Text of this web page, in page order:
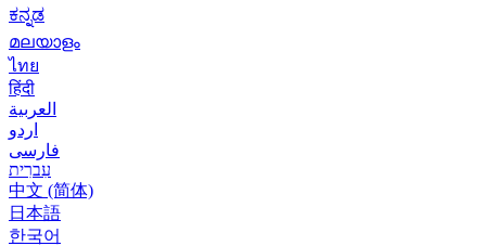
ಕನ್ನಡ
മലയാളം
ไทย
हिंदी
العربية
اردو
فارسی
עִברִית
中文 (简体)
日本語
한국어